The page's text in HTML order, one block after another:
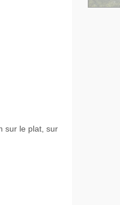
sur le plat, sur